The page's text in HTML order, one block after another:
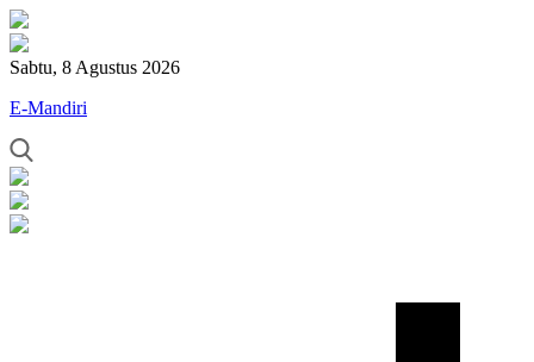
Sabtu, 8 Agustus 2026
E-Mandiri